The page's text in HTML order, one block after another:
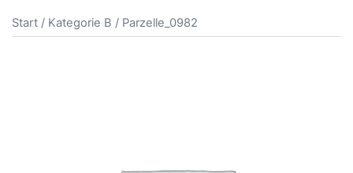
Start / Kategorie B / Parzelle_0982